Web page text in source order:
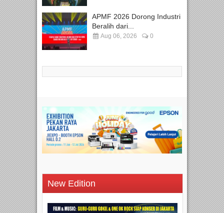
APMF 2026 Dorong Industri
Beralih dari...
Aug 06, 2026 0
New Edition